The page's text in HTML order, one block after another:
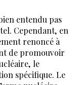
entendu pas
Cependant, en
renoncé à
de promouvoir
le
spécifique. Le